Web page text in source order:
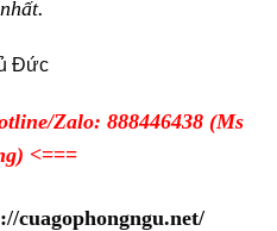
Đức
Zalo: 888446438(Ms
<===
cuagophongngu.net/